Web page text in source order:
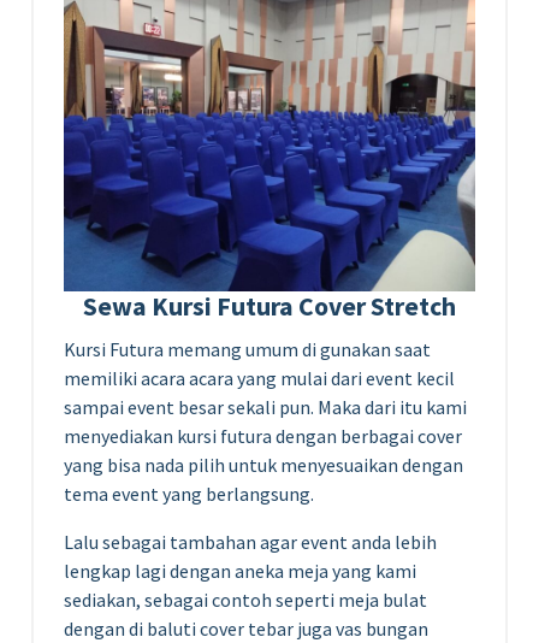
Sewa Kursi Futura Cover Stretch
Kursi Futura memang umum di gunakan saat
memiliki acara acara yang mulai dari event kecil
sampai event besar sekali pun. Maka dari itu kami
menyediakan kursi futura dengan berbagai cover
yang bisa nada pilih untuk menyesuaikan dengan
tema event yang berlangsung.
Lalu sebagai tambahan agar event anda lebih
lengkap lagi dengan aneka meja yang kami
sediakan, sebagai contoh seperti meja bulat
dengan di baluti cover tebar juga vas bungan